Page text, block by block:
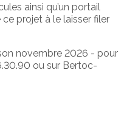
ainsi qu’un portail
projet à le laisser filer
novembre 2026 - pour
ou sur Bertoc-